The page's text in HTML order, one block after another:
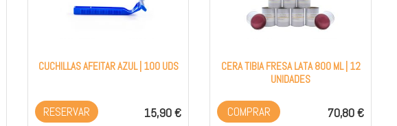
CUCHILLAS AFEITAR AZUL | 100 UDS
15,90 €
RESERVAR
CERA TIBIA FRESA LATA 800 ML | 12
UNIDADES
70,80 €
COMPRAR